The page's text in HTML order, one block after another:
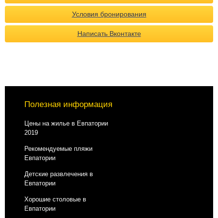
Условия бронирования
Написать Вконтакте
Полезная информация
Цены на жилье в Евпатории
2019
Рекомендуемые пляжи
Евпатории
Детские развлечения в
Евпатории
Хорошие столовые в
Евпатории